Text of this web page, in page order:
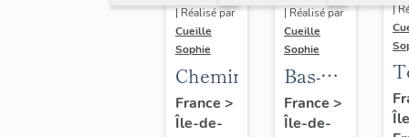
| Réalisé par
Cueille
Sophie
Cheminée
France >
Île-de-
| Réalisé par
Cueille
Sophie
Bas-
relief
(décor
France >
Île-de-
|